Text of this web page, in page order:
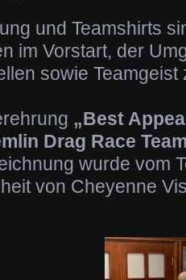
und Teamshirts
im Vorstart, der
sowie
„Best
Drag Race
wurde vom
von Cheyenne